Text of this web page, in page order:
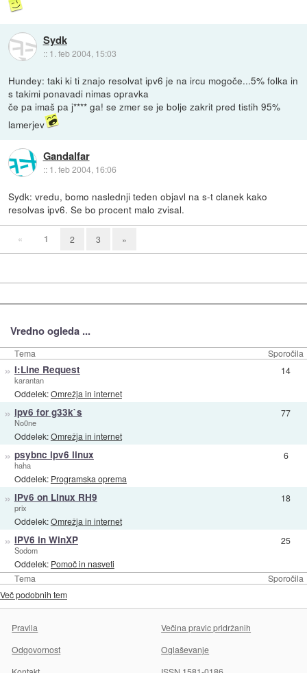
Sydk
:: 1. feb 2004, 15:03
Hundey: taki ki ti znajo resolvat ipv6 je na ircu mogoče...5% folka in
s takimi ponavadi nimas opravka
če pa imaš pa j**** ga! se zmer se je bolje zakrit pred tistih 95%
lamerjev
Gandalfar
:: 1. feb 2004, 16:06
Sydk: vredu, bomo naslednji teden objavl na s-t clanek kako
resolvas ipv6. Se bo procent malo zvisal.
« 1 2 3 »
Vredno ogleda ...
Tema Sporočila
Tema Sporočila
» I:Line Request
karantan
Oddelek:Omrežja in internet
14
» ipv6 for g33k`s
No0ne
Oddelek:Omrežja in internet
77
» psybnc ipv6 linux
haha
Oddelek: Programska oprema
6
» IPv6 on Linux RH9
prix
Oddelek:Omrežja in internet
18
» IPV6 in WinXP
Sodom
Oddelek: Pomoč in nasveti
25
Več podobnih tem
Pravila
Večina pravic pridržanih
Odgovornost
Oglaševanje